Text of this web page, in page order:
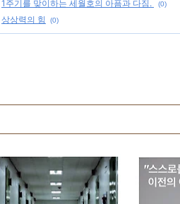
1주기를 맞이하는 세월호의 아픔과 다짐. (0)
상상력의 힘 (0)